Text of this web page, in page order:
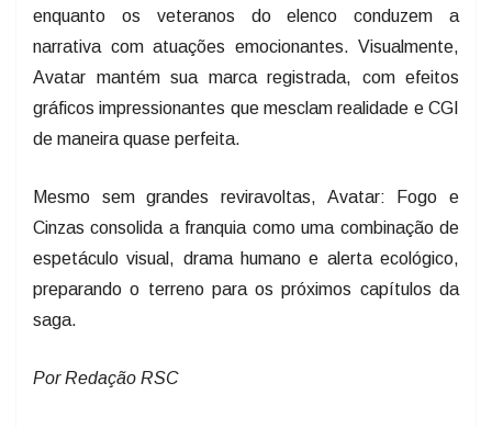
enquanto os veteranos do elenco conduzem a
narrativa com atuações emocionantes. Visualmente,
Avatar mantém sua marca registrada, com efeitos
gráficos impressionantes que mesclam realidade e CGI
de maneira quase perfeita.
Mesmo sem grandes reviravoltas, Avatar: Fogo e
Cinzas consolida a franquia como uma combinação de
espetáculo visual, drama humano e alerta ecológico,
preparando o terreno para os próximos capítulos da
saga.
Por Redação RSC